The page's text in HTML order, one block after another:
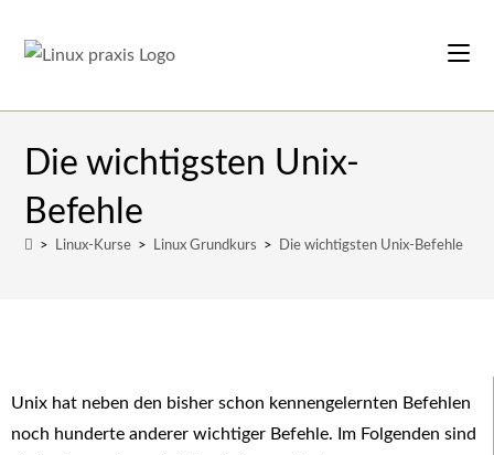
Die wichtigsten Unix-
Befehle
> Linux-Kurse > Linux Grundkurs > Die wichtigsten Unix-Befehle
Unix hat neben den bisher schon kennengelernten Befehlen
noch hunderte anderer wichtiger Befehle. Im Folgenden sind